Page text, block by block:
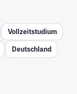
Vollzeitstudium
Deutschland